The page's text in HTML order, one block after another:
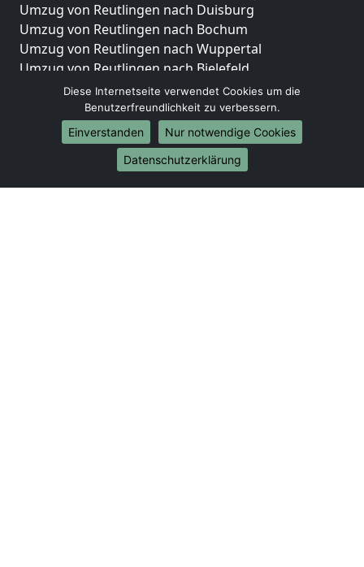
Umzug von Reutlingen nach Duisburg
Umzug von Reutlingen nach Bochum
Umzug von Reutlingen nach Wuppertal
Umzug von Reutlingen nach Bielefeld
Umzug von Reutlingen nach Bonn
Umzug von Reutlingen nach Münster
Internationale-Umzüge
Umzug von Reutlingen nach Brasilien
Umzug von Reutlingen nach Brunei Darussalam
Diese Internetseite verwendet Cookies um die
Benutzerfreundlichkeit zu verbessern.
Einverstanden
Nur notwendige Cookies
Datenschutzerklärung